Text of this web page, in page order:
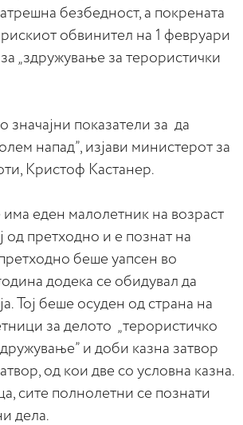
безбедност, а покрената
обвинител на 1 февруари
„здружување за терористички
значајни показатели за да
напад”, изјави министерот за
Кристоф Кастанер.
има еден малолетник на возраст
од претходно и е познат на
претходно беше уапсен во
додека се обидувал да
Тој беше осуден од страна на
за делото „терористичко
и доби казна затвор
од кои две со условна казна.
сите полнолетни се познати
дела.